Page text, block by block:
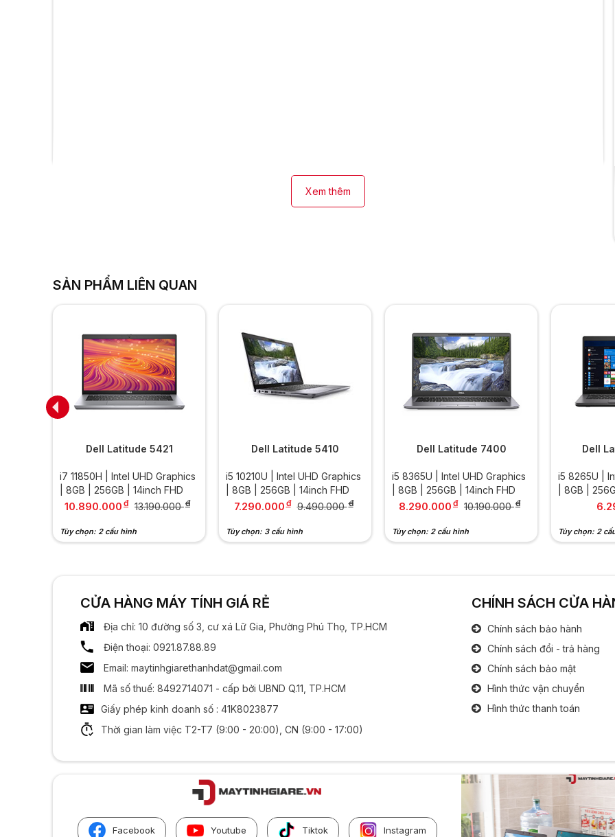
Xem thêm
SẢN PHẨM LIÊN QUAN
Dell Latitude 5421
i7 11850H | Intel UHD Graphics
| 8GB | 256GB | 14inch FHD
10.890.000 đ 13.190.000đ
Tùy chọn: 2 cấu hình
Dell Latitude 5410
i5 10210U | Intel UHD Graphics
| 8GB | 256GB | 14inch FHD
7.290.000 đ 9.490.000đ
Tùy chọn: 3 cấu hình
Dell Latitude 7400
i5 8365U | Intel UHD Graphics
| 8GB | 256GB | 14inch FHD
8.290.000 đ 10.190.000đ
Tùy chọn: 2 cấu hình
Dell
i5 8265U |
| 8GB |
Tùy chọn: 2
CỬA HÀNG MÁY TÍNH GIÁ RẺ
Địa chỉ: 10 đường số 3, cư xá Lữ Gia, Phường Phú Thọ, TP.HCM
Điện thoại: 0921.87.88.89
Email: maytinhgiarethanhdat@gmail.com
Mã số thuế: 8492714071 - cấp bởi UBND Q.11, TP.HCM
Giấy phép kinh doanh số : 41K8023877
Thời gian làm việc T2-T7 (9:00 - 20:00), CN (9:00 - 17:00)
CHÍNH SÁCH CỬA
Chính sách bảo hành
Chính sách đổi - trả hàng
Chính sách bảo mật
Hình thức vận chuyển
Hình thức thanh toán
Facebook Youtube Tiktok Instagram